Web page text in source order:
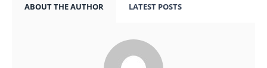
ABOUT THE AUTHOR LATEST POSTS